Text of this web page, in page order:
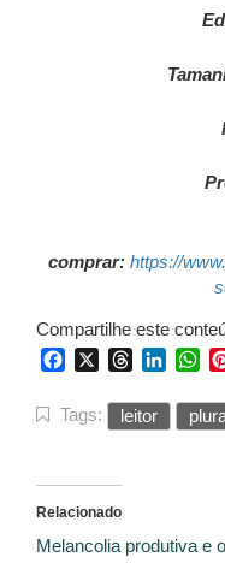
comprar: https://
Compartilhe este
FacebookThreads
Tags: leitor
Relacionado
Melancolia produtiva e